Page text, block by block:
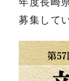
募集して